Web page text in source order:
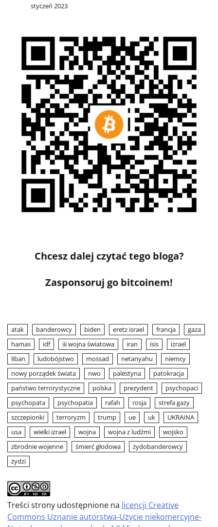
styczeń 2023
Chcesz dalej czytać tego bloga?
Zasponsoruj go bitcoinem!
atak banderowcy biden eretz israel francja
gaza
hamas
idf iii wojna światowa iran isis
izrael
liban
ludobójstwo mossad netanyahu
niemcy
nowy porządek świata
nwo palestyna
patokracja
państwo terrorystyczne
polska prezydent
psychopaci
psychopata
psychopatia rafah rosja
strefa gazy
szczepionki
terroryzm trump ue uk
UKRAINA
usa
wielki izrael wojna wojna z ludźmi
wojsko
zbrodnie wojenne
śmierć głodowa
żydobanderowcy
żydzi
Treści strony udostępnione na licencji Creative
Commons Uznanie autorstwa-Użycie niekomercyjne-